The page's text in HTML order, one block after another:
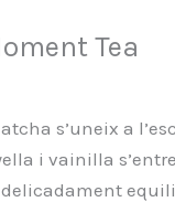
Tea
s’uneix a
i vainilla